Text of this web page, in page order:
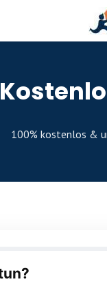
100% kostenlos &